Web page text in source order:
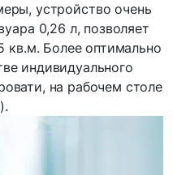
устройство очень
0,26 л, позволяет
Более оптимально
индивидуального
на рабочем столе